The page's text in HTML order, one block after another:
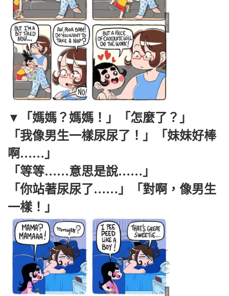
▼「媽媽？媽媽！」「怎麼了？」
「我像男生一樣尿尿了！」「妹妹好棒
啊……」
「等等……意思是說……」
「你站著尿尿了……」「對啊，像男生
一樣！」